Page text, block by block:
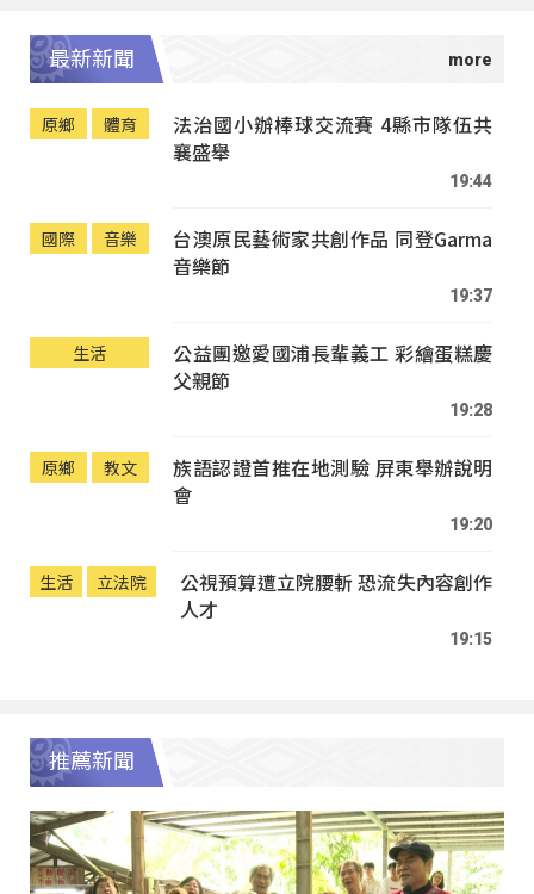
最新新聞
原鄉 體育
法治國小辦棒球交流賽 4縣市隊伍共
襄盛舉
19:44
國際 音樂
台澳原民藝術家共創作品 同登Garma
音樂節
19:37
生活
公益團邀愛國浦長輩義工 彩繪蛋糕慶
父親節
19:28
原鄉 教文
族語認證首推在地測驗 屏東舉辦說明
會
19:20
生活 立法院
公視預算遭立院腰斬 恐流失內容創作
人才
19:15
推薦新聞